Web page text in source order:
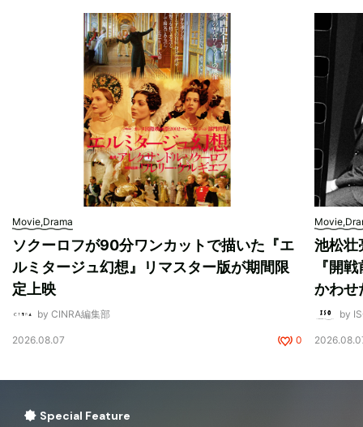
Movie,Drama
ソクーロフが90分ワンカットで描いた『エ
ルミタージュ幻想』リマスター版が期間限
定上映
by CINRA編集部
2026.08.07 0
池松壮
『開
かわせ
by
Special Feature